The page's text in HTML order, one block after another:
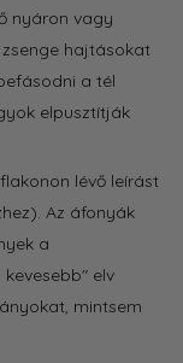
nyáron vagy
hajtásokat
a tél
elpusztítják
lévő leírást
Az áfonyák
a
elv
mintsem